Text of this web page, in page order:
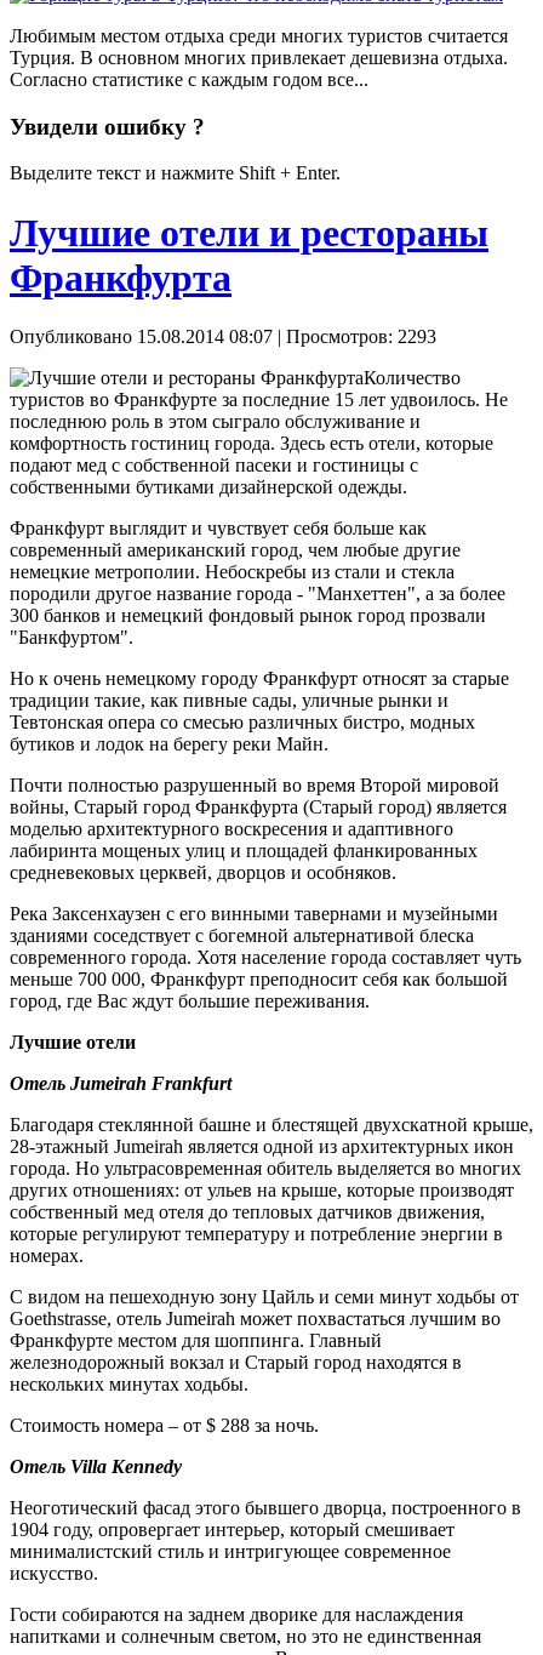
Любимым местом отдыха среди многих туристов считается
Турция. В основном многих привлекает дешевизна отдыха.
Согласно статистике с каждым годом все...
Увидели ошибку ?
Выделите текст и нажмите Shift + Enter.
Лучшие отели и рестораны
Франкфурта
Опубликовано 15.08.2014 08:07 | Просмотров: 2293
Количество
туристов во Франкфурте за последние 15 лет удвоилось. Не
последнюю роль в этом сыграло обслуживание и
комфортность гостиниц города. Здесь есть отели, которые
подают мед с собственной пасеки и гостиницы с
собственными бутиками дизайнерской одежды.
Франкфурт выглядит и чувствует себя больше как
современный американский город, чем любые другие
немецкие метрополии. Небоскребы из стали и стекла
породили другое название города - "Манхеттен", а за более
300 банков и немецкий фондовый рынок город прозвали
"Банкфуртом".
Но к очень немецкому городу Франкфурт относят за старые
традиции такие, как пивные сады, уличные рынки и
Тевтонская опера со смесью различных бистро, модных
бутиков и лодок на берегу реки Майн.
Почти полностью разрушенный во время Второй мировой
войны, Старый город Франкфурта (Старый город) является
моделью архитектурного воскресения и адаптивного
лабиринта мощеных улиц и площадей фланкированных
средневековых церквей, дворцов и особняков.
Река Заксенхаузен с его винными тавернами и музейными
зданиями соседствует с богемной альтернативой блеска
современного города. Хотя население города составляет чуть
меньше 700 000, Франкфурт преподносит себя как большой
город, где Вас ждут большие переживания.
Лучшие отели
Отель Jumeirah Frankfurt
Благодаря стеклянной башне и блестящей двухскатной крыше,
28-этажный Jumeirah является одной из архитектурных икон
города. Но ультрасовременная обитель выделяется во многих
других отношениях: от ульев на крыше, которые производят
собственный мед отеля до тепловых датчиков движения,
которые регулируют температуру и потребление энергии в
номерах.
С видом на пешеходную зону Цайль и семи минут ходьбы от
Goethstrasse, отель Jumeirah может похвастаться лучшим во
Франкфурте местом для шоппинга. Главный
железнодорожный вокзал и Старый город находятся в
нескольких минутах ходьбы.
Стоимость номера – от $ 288 за ночь.
Отель Villa Kennedy
Неоготический фасад этого бывшего дворца, построенного в
1904 году, опровергает интерьер, который смешивает
минималистский стиль и интригующее современное
искусство.
Гости собираются на заднем дворике для наслаждения
напитками и солнечным светом, но это не единственная